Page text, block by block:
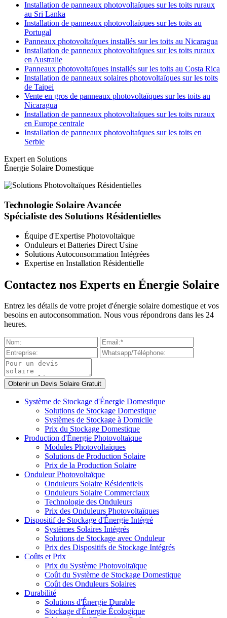
Installation de panneaux photovoltaïques sur les toits ruraux
au Sri Lanka
Installation de panneaux photovoltaïques sur les toits au
Portugal
Panneaux photovoltaïques installés sur les toits au Nicaragua
Installation de panneaux photovoltaïques sur les toits ruraux
en Australie
Panneaux photovoltaïques installés sur les toits au Costa Rica
Installation de panneaux solaires photovoltaïques sur les toits
de Taipei
Vente en gros de panneaux photovoltaïques sur les toits au
Nicaragua
Installation de panneaux photovoltaïques sur les toits ruraux
en Europe centrale
Installation de panneaux photovoltaïques sur les toits en
Serbie
Expert en Solutions
Énergie Solaire Domestique
Technologie Solaire Avancée
Spécialiste des Solutions Résidentielles
Équipe d'Expertise Photovoltaïque
Onduleurs et Batteries Direct Usine
Solutions Autoconsommation Intégrées
Expertise en Installation Résidentielle
Contactez nos Experts en Énergie Solaire
Entrez les détails de votre projet d'énergie solaire domestique et vos
besoins en autoconsommation. Nous vous répondrons dans les 24
heures.
Système de Stockage d'Énergie Domestique
Solutions de Stockage Domestique
Systèmes de Stockage à Domicile
Prix du Stockage Domestique
Production d'Énergie Photovoltaïque
Modules Photovoltaïques
Solutions de Production Solaire
Prix de la Production Solaire
Onduleur Photovoltaïque
Onduleurs Solaire Résidentiels
Onduleurs Solaire Commerciaux
Technologie des Onduleurs
Prix des Onduleurs Photovoltaïques
Dispositif de Stockage d'Énergie Intégré
Systèmes Solaires Intégrés
Solutions de Stockage avec Onduleur
Prix des Dispositifs de Stockage Intégrés
Coûts et Prix
Prix du Système Photovoltaïque
Coût du Système de Stockage Domestique
Coût des Onduleurs Solaires
Durabilité
Solutions d'Énergie Durable
Stockage d'Énergie Écologique